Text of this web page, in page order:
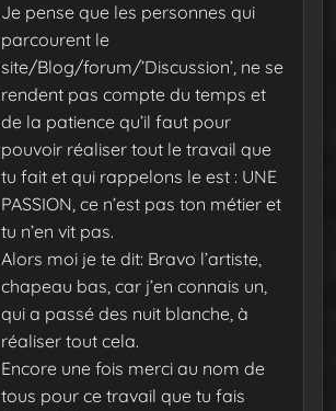
Je pense que les personnes qui
parcourent le
site/Blog/forum/’Discussion’, ne se
rendent pas compte du temps et
de la patience qu’il faut pour
pouvoir réaliser tout le travail que
tu fait et qui rappelons le est : UNE
PASSION, ce n’est pas ton métier et
tu n’en vit pas.
Alors moi je te dit: Bravo l’artiste,
chapeau bas, car j’en connais un,
qui a passé des nuit blanche, à
réaliser tout cela.
Encore une fois merci au nom de
tous pour ce travail que tu fais